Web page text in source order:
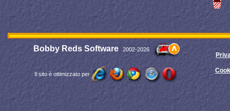
Bobby Reds Software2002-2026
Il sito è ottimizzato per